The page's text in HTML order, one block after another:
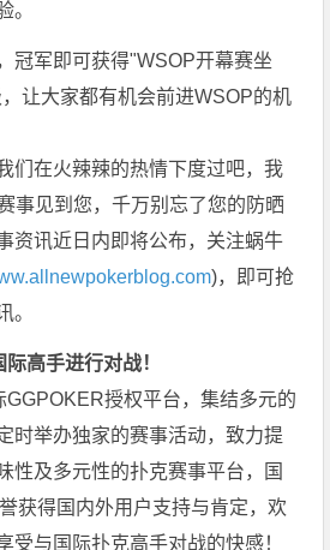
。
冠军即可获得"WSOP开幕赛坐
让大家都有机会前进WSOP的机
们在火辣辣的热情下度过吧，我
事见到您，千万别忘了您的防晒
资讯近日内即将公布，关注蜗牛
)，即可抢
。
高手进行对战！
授权平台，集结多元的
时举办独家的赛事活动，致力提
性及多元性的扑克赛事平台，国
获得国内外用户支持与肯定，欢
受与国际扑克高手对战的快感！